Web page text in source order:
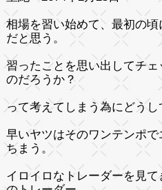
相場を習い始めて、最初の
だと思う。
習ったことを思い出してチ
のだろうか？
って考えてしまう為にどうし
早いヤツはそのワンテンポ
ちまう。
イロイロなトレーダーを見